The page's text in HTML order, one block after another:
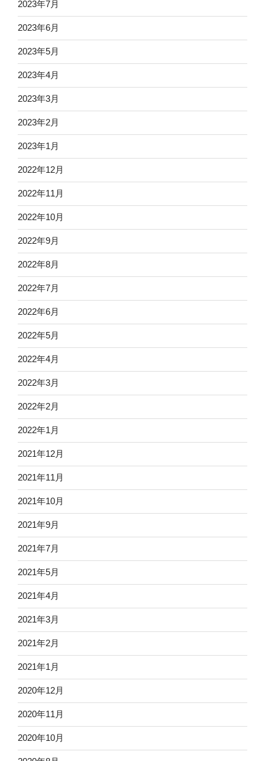
2023年7月
2023年6月
2023年5月
2023年4月
2023年3月
2023年2月
2023年1月
2022年12月
2022年11月
2022年10月
2022年9月
2022年8月
2022年7月
2022年6月
2022年5月
2022年4月
2022年3月
2022年2月
2022年1月
2021年12月
2021年11月
2021年10月
2021年9月
2021年7月
2021年5月
2021年4月
2021年3月
2021年2月
2021年1月
2020年12月
2020年11月
2020年10月